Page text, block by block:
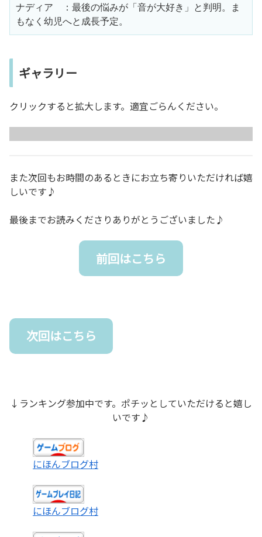
ナディア　：最後の悩みが「音が大好き」と判明。ま
もなく幼児へと成長予定。
ギャラリー
クリックすると拡大します。適宜ごらんください。
また次回もお時間のあるときにお立ち寄りいただければ嬉
しいです♪
最後までお読みくださりありがとうございました♪
前回はこちら
次回はこちら
↓ランキング参加中です。ポチッとしていただけると嬉し
いです♪
にほんブログ村
にほんブログ村